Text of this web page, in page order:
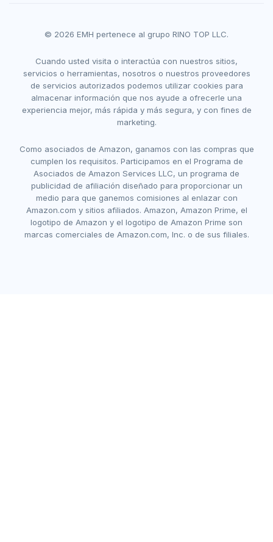
© 2026 EMH pertenece al grupo RINO TOP LLC.
Cuando usted visita o interactúa con nuestros sitios,
servicios o herramientas, nosotros o nuestros proveedores
de servicios autorizados podemos utilizar cookies para
almacenar información que nos ayude a ofrecerle una
experiencia mejor, más rápida y más segura, y con fines de
marketing.
Como asociados de Amazon, ganamos con las compras que
cumplen los requisitos. Participamos en el Programa de
Asociados de Amazon Services LLC, un programa de
publicidad de afiliación diseñado para proporcionar un
medio para que ganemos comisiones al enlazar con
Amazon.com y sitios afiliados. Amazon, Amazon Prime, el
logotipo de Amazon y el logotipo de Amazon Prime son
marcas comerciales de Amazon.com, Inc. o de sus filiales.